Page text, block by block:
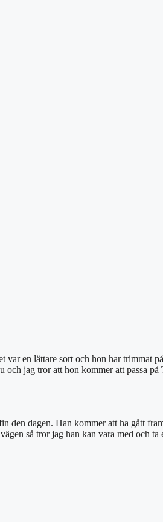
en lättare sort och hon har trimmat
jag tror att hon kommer att passa
den dagen. Han kommer att ha gått
så tror jag han kan vara med och